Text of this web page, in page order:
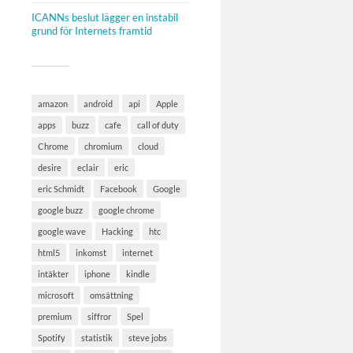
ICANNs beslut lägger en instabil
grund för Internets framtid
amazon android api Apple
apps buzz cafe call of duty
Chrome chromium cloud
desire eclair eric
eric Schmidt Facebook Google
google buzz google chrome
google wave Hacking htc
html5 inkomst internet
intäkter iphone kindle
microsoft omsättning
premium siffror Spel
Spotify statistik steve jobs